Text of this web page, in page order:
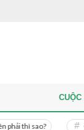
Cách uống